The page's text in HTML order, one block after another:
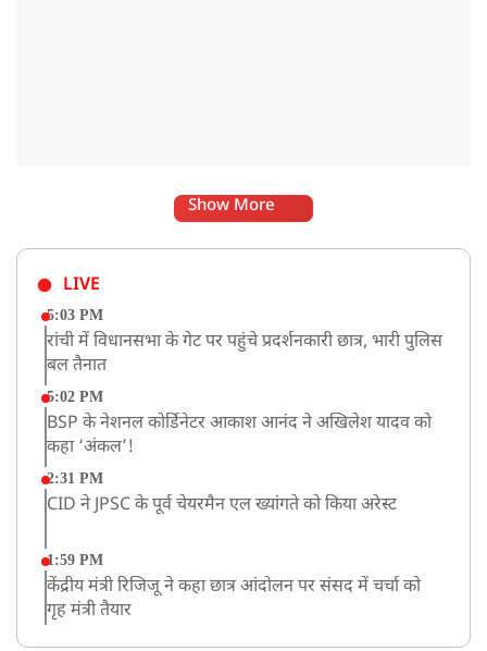
Show More
LIVE
5:03 PM
रांची में विधानसभा के गेट पर पहुंचे प्रदर्शनकारी छात्र, भारी पुलिस
बल तैनात
5:02 PM
BSP के नेशनल कोर्डिनेटर आकाश आनंद ने अखिलेश यादव को
कहा ‘अंकल’!
2:31 PM
CID ने JPSC के पूर्व चेयरमैन एल ख्यांगते को किया अरेस्ट
1:59 PM
केंद्रीय मंत्री रिजिजू ने कहा छात्र आंदोलन पर संसद में चर्चा को
गृह मंत्री तैयार